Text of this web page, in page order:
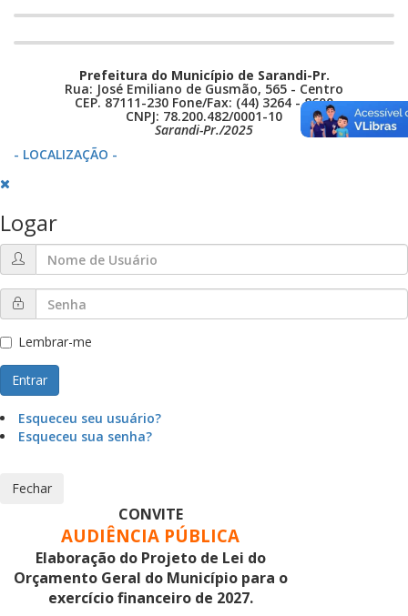
Prefeitura do Município de Sarandi-Pr.
Rua: José Emiliano de Gusmão, 565 - Centro
CEP. 87111-230 Fone/Fax: (44) 3264 - 8600
CNPJ: 78.200.482/0001-10
Sarandi-Pr./2025
- LOCALIZAÇÃO -
Logar
Lembrar-me
Entrar
Esqueceu seu usuário?
Esqueceu sua senha?
Fechar
CONVITE
AUDIÊNCIA PÚBLICA
Elaboração do Projeto de Lei do
Orçamento Geral do Município para o
exercício financeiro de 2027.